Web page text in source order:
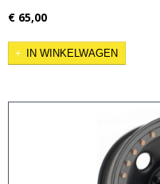
€ 65,00
IN WINKELWAGEN